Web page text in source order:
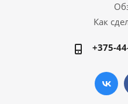
Как
+375-